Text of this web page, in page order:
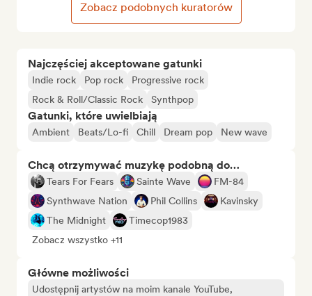
Najczęściej akceptowane gatunki
Indie rock Pop rock
Progressive rock
Rock & Roll/Classic Rock
Synthpop
Gatunki, które uwielbiają
Ambient Beats/Lo-fi Chill Dream pop New wave
Chcą otrzymywać muzykę podobną do…
Tears For Fears Sainte Wave
FM-84
Synthwave Nation
Phil Collins
Kavinsky
The Midnight
Timecop1983
Zobacz wszystko +11
Główne możliwości
Udostępnij artystów na moim kanale YouTube,
Zobacz podobnych kuratorów